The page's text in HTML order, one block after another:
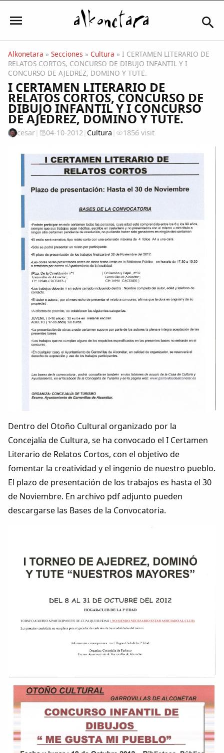
Iniciar sesión
Mi Cuenta
Actualidad
Colaboradores
AlkoTV
Biblioteca
Periódico Alconétar
Foros
Diccionario
Traductor
Dichos
Cancionero Local
Apodos
La palra
Alkonetara » Secciones » Cultura » I CERTAMEN LITERARIO DE
RELATOS CORTOS, CONCURSO DE DIBUJO INFANTIL Y I
CONCURSO DE AJEDREZ, DOMINO Y TUTE.
I CERTAMEN LITERARIO DE
RELATOS CORTOS, CONCURSO DE
DIBUJO INFANTIL Y I CONCURSO
DE AJEDREZ, DOMINO Y TUTE.
cesar| 04-10-2012| Cultura | 1856 visit
Dentro del Otoño Cultural organizado por la
Concejalía de Cultura, se ha convocado el I Certamen
Literario de Relatos Cortos, con el objetivo de
fomentar la creatividad y el ingenio de nuestro pueblo.
El plazo de presentación de los trabajos es hasta el 30
de Noviembre. En archivo pdf adjunto pueden
descargarse las Bases de la Convocatoria.